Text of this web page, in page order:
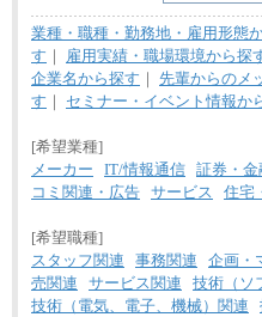
業種・職種・勤務地・雇用形態
す ｜
雇用実績・職場環境から探
企業名から探す ｜ 先輩からのメ
す ｜ セミナー・イベント情報か
[希望業種]
メーカー
IT/情報通信 証券・
コミ関連・広告 サービス 住宅
[希望職種]
スタッフ関連
事務関連 企画・
売関連
サービス関連
技術（ソ
技術（電気、電子、機械）関連